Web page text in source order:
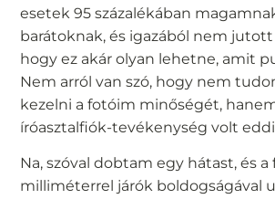
esetek 95 százalékában
barátoknak, és igazából nem
hogy ez akár olyan lehetne, amit
Nem arról van szó, hogy nem
kezelni a fotóim minőségét,
íróasztalfiók-tevékenység volt
Na, szóval dobtam egy hátast, és
milliméterrel járók boldogságával